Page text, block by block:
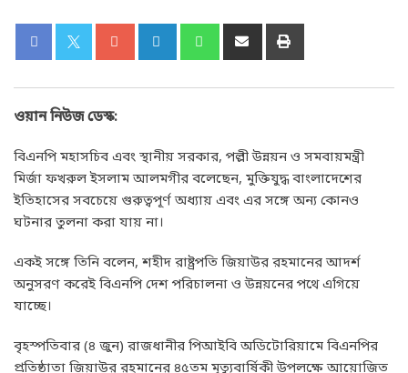
ওয়ান নিউজ ডেস্ক:
বিএনপি মহাসচিব এবং স্থানীয় সরকার, পল্লী উন্নয়ন ও সমবায়মন্ত্রী
মির্জা ফখরুল ইসলাম আলমগীর বলেছেন, মুক্তিযুদ্ধ বাংলাদেশের
ইতিহাসের সবচেয়ে গুরুত্বপূর্ণ অধ্যায় এবং এর সঙ্গে অন্য কোনও
ঘটনার তুলনা করা যায় না।
একই সঙ্গে তিনি বলেন, শহীদ রাষ্ট্রপতি জিয়াউর রহমানের আদর্শ
অনুসরণ করেই বিএনপি দেশ পরিচালনা ও উন্নয়নের পথে এগিয়ে
যাচ্ছে।
বৃহস্পতিবার (৪ জুন) রাজধানীর পিআইবি অডিটোরিয়ামে বিএনপির
প্রতিষ্ঠাতা জিয়াউর রহমানের ৪৫তম মৃত্যুবার্ষিকী উপলক্ষে আয়োজিত